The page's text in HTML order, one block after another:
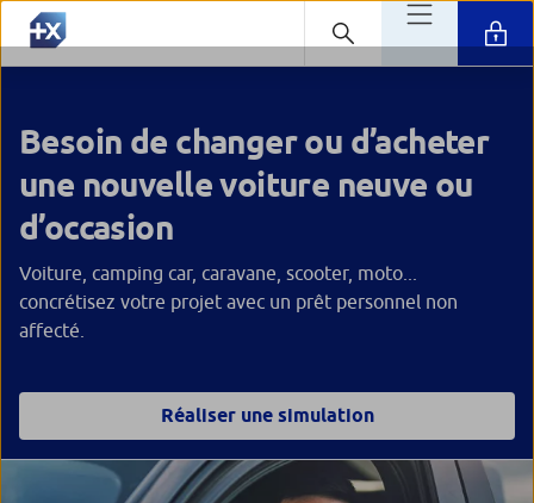
Besoin de changer ou d’acheter
une nouvelle voiture neuve ou
d’occasion
Voiture, camping car, caravane, scooter, moto...
concrétisez votre projet avec un prêt personnel non
affecté.
Réaliser une simulation